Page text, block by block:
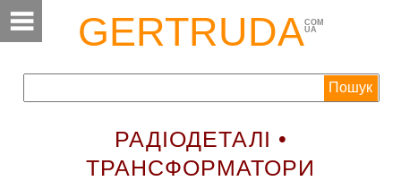
GERTRUDACOM
UA
РАДІОДЕТАЛІ •
ТРАНСФОРМАТОРИ